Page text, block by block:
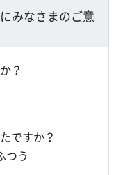
みなさまのご意
？
ですか？
つう